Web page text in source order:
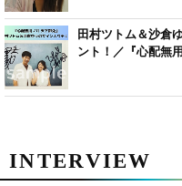
INTERVIEW
田村ツトム＆沙倉
ント！／『心配無